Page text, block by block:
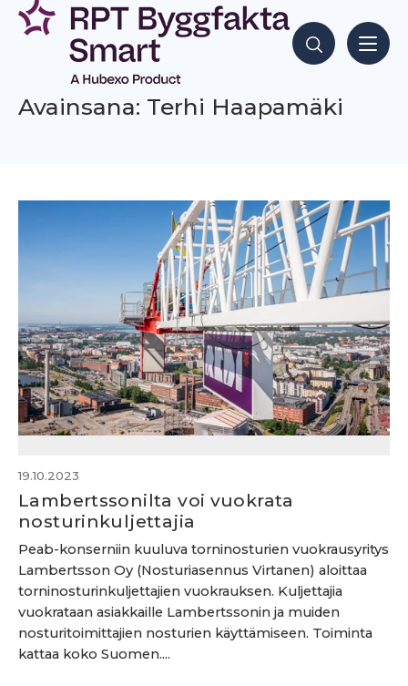
Siirry
sisältöön
Hae sisältöjä
Avainsana: Terhi Haapamäki
19.10.2023
Lambertssonilta voi vuokrata
nosturinkuljettajia
Peab-konserniin kuuluva torninosturien vuokrausyritys
Lambertsson Oy (Nosturiasennus Virtanen) aloittaa
torninosturinkuljettajien vuokrauksen. Kuljettajia
vuokrataan asiakkaille Lambertssonin ja muiden
nosturitoimittajien nosturien käyttämiseen. Toiminta
kattaa koko Suomen....